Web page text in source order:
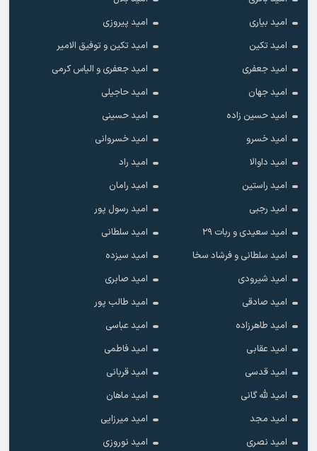
امید بیاری
امید پیروزی
امید تکین
امید تکین و توفیق الامیر
امید جعفری
امید جعفری و الیاس کرمی
امید جهان
امید حاجیلی
امید حسین زاده
امید حسینی
امید خسرو
امید خسروانی
امید داوالا
امید راد
امید راستین
امید رامان
امید رجبی
امید رسول پور
امید سعیدی و ربات ۲۹
امید سلطانی
امید سلطانی و فرشاد سخا
امید سیزده
امید شیرودی
امید صابری
امید صادقی
امید طالب پور
امید طاهرزاده
امید عباسی
امید عقابی
امید فاطمی
امید قدسی
امید قربانی
امید لله گانی
امید ماهان
امید مجد
امید میرزایی
امید نصری
امید نوروزی